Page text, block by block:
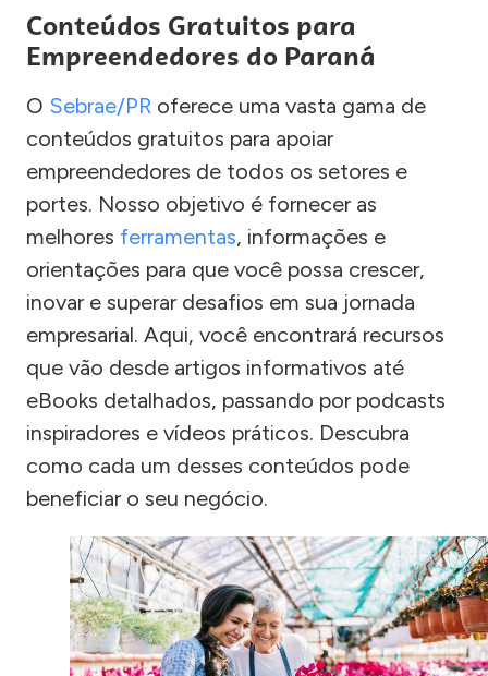
Conteúdos Gratuitos para
Empreendedores do Paraná
O Sebrae/PR oferece uma vasta gama de
conteúdos gratuitos para apoiar
empreendedores de todos os setores e
portes. Nosso objetivo é fornecer as
melhores ferramentas, informações e
orientações para que você possa crescer,
inovar e superar desafios em sua jornada
empresarial. Aqui, você encontrará recursos
que vão desde artigos informativos até
eBooks detalhados, passando por podcasts
inspiradores e vídeos práticos. Descubra
como cada um desses conteúdos pode
beneficiar o seu negócio.